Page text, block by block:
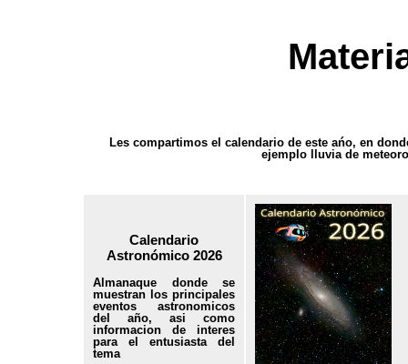
Les compartimos el calendario de este ańo, en
ejemplo lluvia de
Calendario
Astronómico 2026
Almanaque donde se
muestran los principales
eventos astronomicos
del año, asi como
informacion de interes
para el entusiasta del
tema